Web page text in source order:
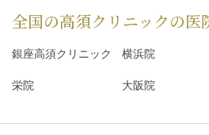
全国の高須クリニックの医
銀座高須クリニック 横浜院
栄院 大阪院